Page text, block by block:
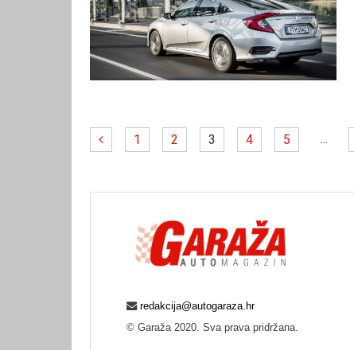
1 2 3 4 5 …
redakcija@autogaraza.hr
© Garaža 2020. Sva prava pridržana.